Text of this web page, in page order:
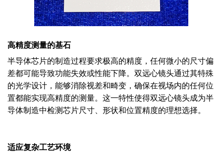
高精度测量的基石
半导体芯片的制造过程要求极高的精度，任何微小的尺寸偏
差都可能导致功能失效或性能下降。双远心镜头通过其特殊
的光学设计，能够消除视差和畸变，确保在视场内的任何位
置都能实现高精度的测量。这一特性使得双远心镜头成为半
导体制造中检测芯片尺寸、形状和位置精度的理想选择。
适应复杂工艺环境